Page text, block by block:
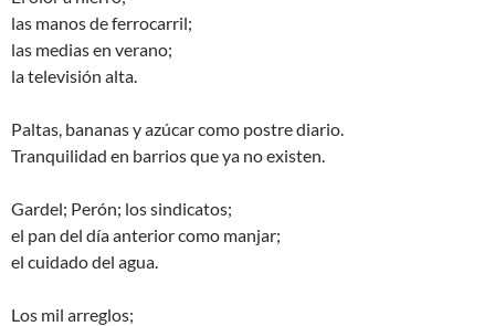
las manos de ferrocarril;
las medias en verano;
la televisión alta.
Paltas, bananas y azúcar como postre diario.
Tranquilidad en barrios que ya no existen.
Gardel; Perón; los sindicatos;
el pan del día anterior como manjar;
el cuidado del agua.
Los mil arreglos;